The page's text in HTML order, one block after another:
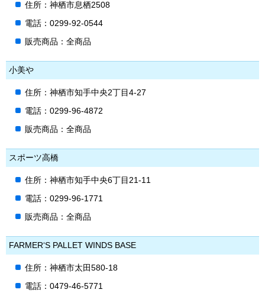
住所：神栖市息栖2508
電話：0299-92-0544
販売商品：全商品
小美や
住所：神栖市知手中央2丁目4-27
電話：0299-96-4872
販売商品：全商品
スポーツ高橋
住所：神栖市知手中央6丁目21-11
電話：0299-96-1771
販売商品：全商品
FARMER‘S PALLET WINDS BASE
住所：神栖市太田580-18
電話：0479-46-5771